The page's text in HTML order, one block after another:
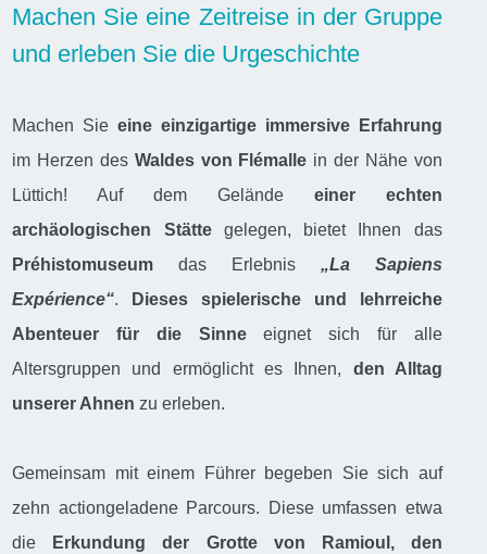
Machen Sie eine Zeitreise in der Gruppe
und erleben Sie die Urgeschichte
Machen Sie eine einzigartige immersive Erfahrung
im Herzen des Waldes von Flémalle in der Nähe von
Lüttich! Auf dem Geländeeiner echten
archäologischen Stättegelegen, bietet Ihnen das
Préhistomuseum das Erlebnis „La Sapiens
Expérience“.
Dieses spielerische und lehrreiche
Abenteuer für die Sinneeignet sich für alle
Altersgruppen und ermöglicht es Ihnen, den Alltag
unserer Ahnen zu erleben.
Gemeinsam mit einem Führer begeben Sie sich auf
zehn actiongeladene Parcours. Diese umfassen etwa
die
Erkundung der Grotte von Ramioul, den